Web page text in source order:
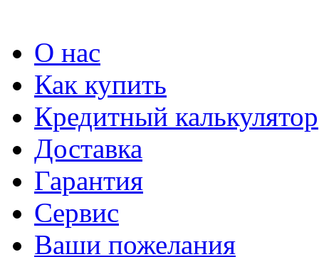
О нас
Как купить
Кредитный калькулятор
Доставка
Гарантия
Сервис
Ваши пожелания